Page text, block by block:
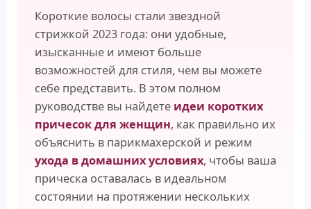
Короткие волосы стали звездной
стрижкой 2023 года: они удобные,
изысканные и имеют больше
возможностей для стиля, чем вы можете
себе представить. В этом полном
руководстве вы найдете идеи коротких
причесок для женщин, как правильно их
объяснить в парикмахерской и режим
ухода в домашних условиях, чтобы ваша
прическа оставалась в идеальном
состоянии на протяжении нескольких